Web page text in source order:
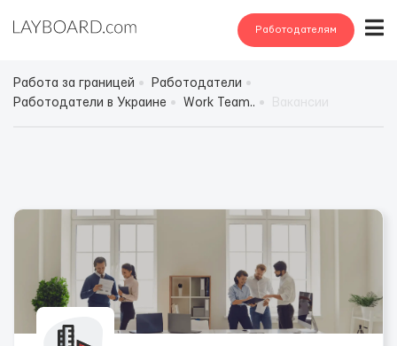
Работодателям
Работа за границей
Работодатели
Работодатели в Украине
Work Team..